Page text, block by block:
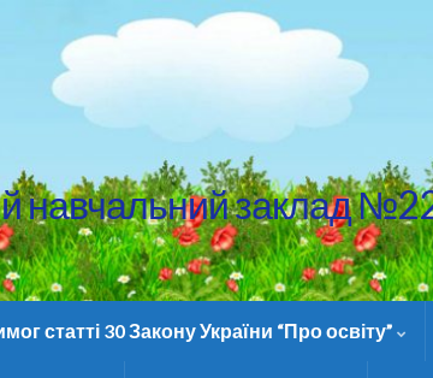
навчальний заклад
статті 30 Закону України “Про освіту”